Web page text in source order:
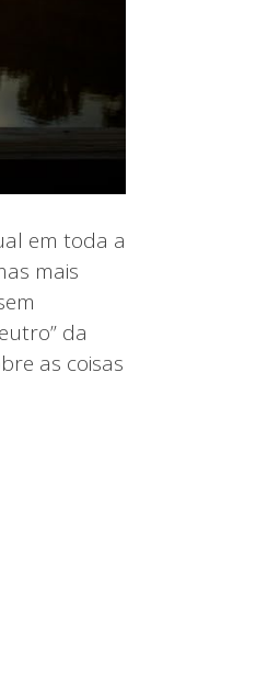
em toda a
mais
da
as coisas